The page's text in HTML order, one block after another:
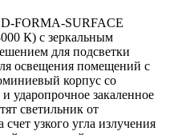
FORMA-SURFACE
К) с зеркальным
для подсветки
освещения помещений с
корпус со
ударопрочное закаленное
светильник от
узкого угла излучения